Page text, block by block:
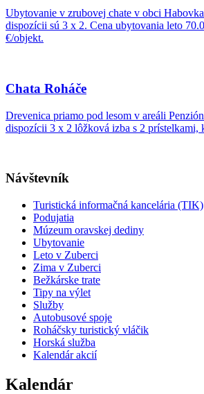
Ubytovanie v zrubovej chate v obci
dispozícii sú 3 x 2. Cena ubytovania leto
€/objekt.
Chata Roháče
Drevenica priamo pod lesom v areáli
dispozícii 3 x 2 lôžková izba s 2 prístelkami,
Návštevník
Turistická informačná kancelária (TIK)
Podujatia
Múzeum oravskej dediny
Ubytovanie
Leto v Zuberci
Zima v Zuberci
Bežkárske trate
Tipy na výlet
Služby
Autobusové spoje
Roháčsky turistický vláčik
Horská služba
Kalendár akcií
Kalendár